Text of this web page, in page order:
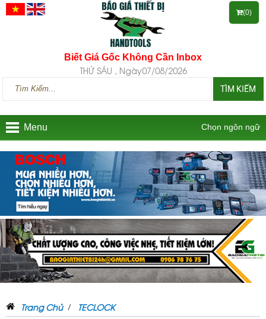
Biết Giá Gốc Không Cần Inbox
THỨ SÁU , Ngày07/08/2026
TÌM KIẾM
Menu Chọn ngôn ngữ
(0)
Trang Chủ TECLOCK